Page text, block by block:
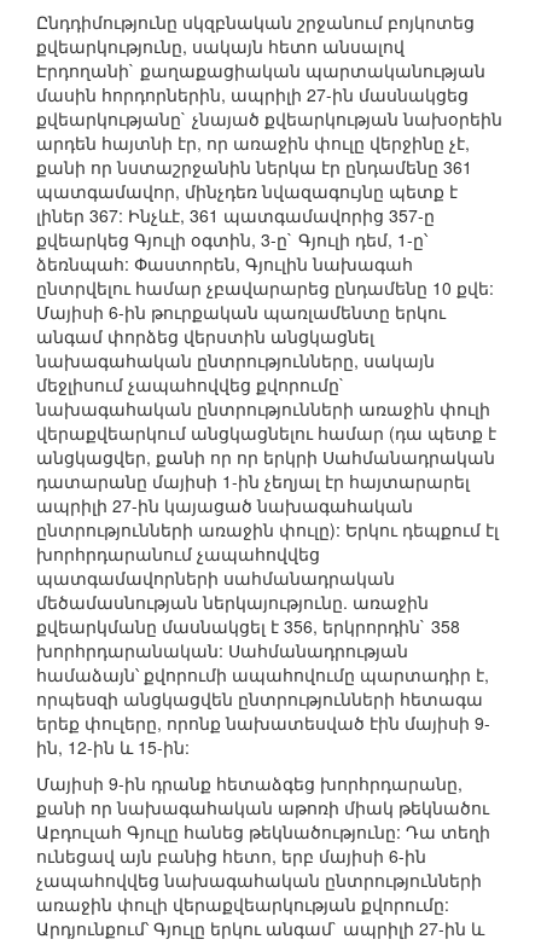
Ընդդիմությունը սկզբնական շրջանում բոյկոտեց
քվեարկությունը, սակայն հետո անսալով
Էրդողանի` քաղաքացիական պարտականության
մասին հորդորներին, ապրիլի 27-ին մասնակցեց
քվեարկությանը` չնայած քվեարկության նախօրեին
արդեն հայտնի էր, որ առաջին փուլը վերջինը չէ,
քանի որ նստաշրջանին ներկա էր ընդամենը 361
պատգամավոր, մինչդեռ նվազագույնը պետք է
լիներ 367: Ինչևէ, 361 պատգամավորից 357-ը
քվեարկեց Գյուլի օգտին, 3-ը` Գյուլի դեմ, 1-ը՝
ձեռնպահ: Փաստորեն, Գյուլին նախագահ
ընտրվելու համար չբավարարեց ընդամենը 10 քվե:
Մայիսի 6-ին թուրքական պառլամենտը երկու
անգամ փորձեց վերստին անցկացնել
նախագահական ընտրությունները, սակայն
մեջլիսում չապահովվեց քվորումը`
նախագահական ընտրությունների առաջին փուլի
վերաքվեարկում անցկացնելու համար (դա պետք է
անցկացվեր, քանի որ որ երկրի Սահմանադրական
դատարանը մայիսի 1-ին չեղյալ էր հայտարարել
ապրիլի 27-ին կայացած նախագահական
ընտրությունների առաջին փուլը): Երկու դեպքում էլ
խորհրդարանում չապահովվեց
պատգամավորների սահմանադրական
մեծամասնության ներկայությունը. առաջին
քվեարկմանը մասնակցել է 356, երկրորդին` 358
խորհրդարանական: Սահմանադրության
համաձայն՝ քվորումի ապահովումը պարտադիր է,
որպեսզի անցկացվեն ընտրությունների հետագա
երեք փուլերը, որոնք նախատեսված էին մայիսի 9-
ին, 12-ին և 15-ին:
Մայիսի 9-ին դրանք հետաձգեց խորհրդարանը,
քանի որ նախագահական աթոռի միակ թեկնածու
Աբդուլահ Գյուլը հանեց թեկնածությունը: Դա տեղի
ունեցավ այն բանից հետո, երբ մայիսի 6-ին
չապահովվեց նախագահական ընտրությունների
առաջին փուլի վերաքվեարկության քվորումը:
Արդյունքում՝ Գյուլը երկու անգամ` ապրիլի 27-ին և